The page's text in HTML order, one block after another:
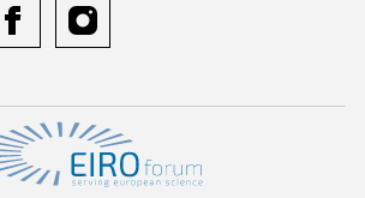
facebookinstagram